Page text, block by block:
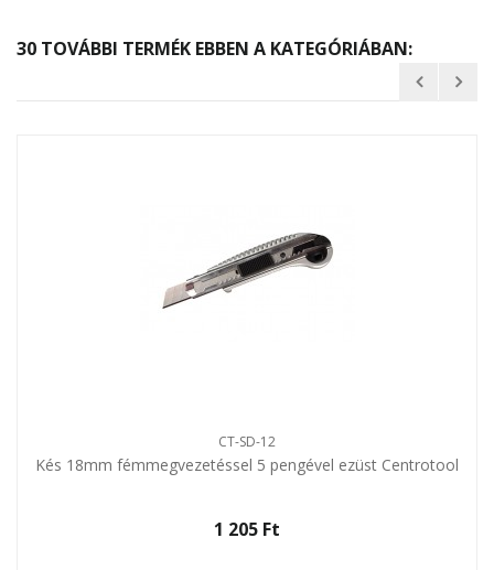
30 TOVÁBBI TERMÉK EBBEN A KATEGÓRIÁBAN:
CT-SD-12
Kés 18mm fémmegvezetéssel 5 pengével ezüst Centrotool
1 205 Ft‎